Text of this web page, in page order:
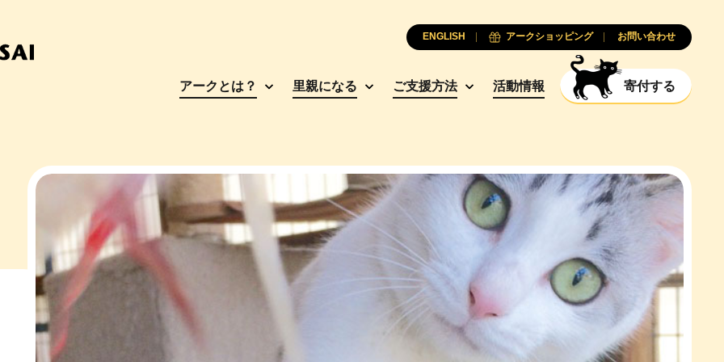
アークとは？ 里親になる ご支援方法 活動情報 寄付する
ENGLISH アークショッピング お問い合わせ